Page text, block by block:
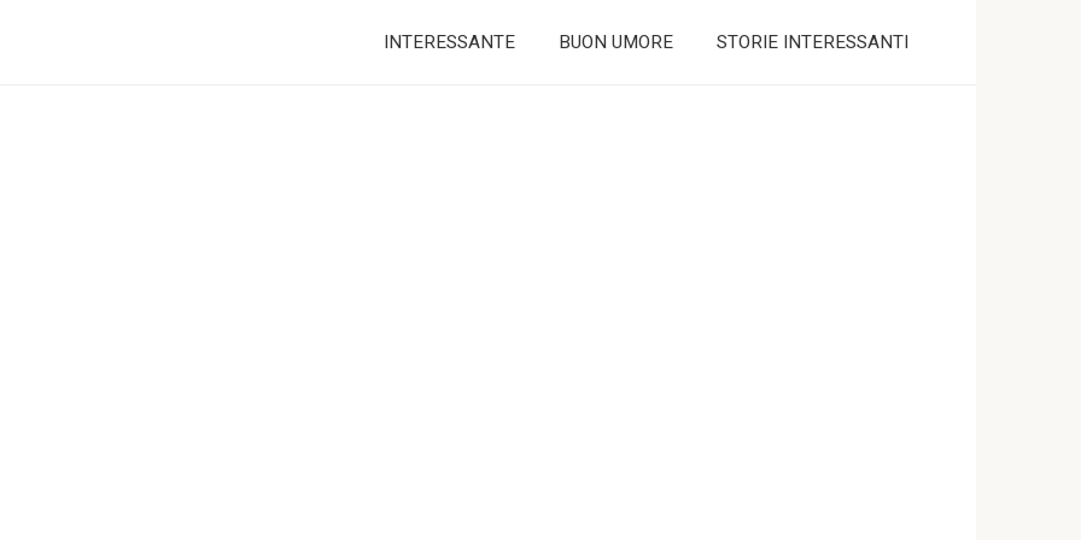
INTERESSANTE BUON UMORE STORIE INTERESSANTI